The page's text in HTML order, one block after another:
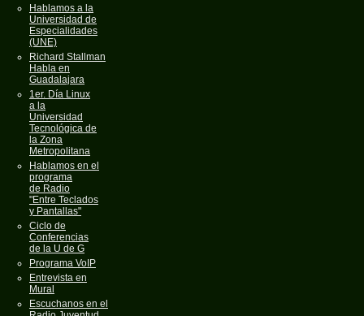
Hablamos a la
Universidad de
Especialidades
(UNE)
Richard Stallman
Habla en
Guadalajara
1er. Día Linux
a la
Universidad
Tecnológica de
la Zona
Metropolitana
Hablamos en el
programa
de Radio
"Entre Teclados
y Pantallas"
Ciclo de
Conferencias
de la U de G
Programa VoIP
Entrevista en
Mural
Escuchanos en el